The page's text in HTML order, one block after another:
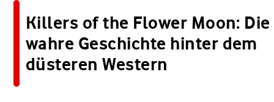
Killers of the Flower Moon: Die
wahre Geschichte hinter dem
düsteren Western